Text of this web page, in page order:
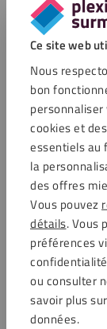
Ce site web
Nous
bon
cookies et
essentiels au
la
des offres
Vous pouvez
détails. Vous
préférences
ou consulter
savoir plus
données.
Questions
La lampe
d'autres
Quels
cette colle
Puis-je
Dois-je
la lampe